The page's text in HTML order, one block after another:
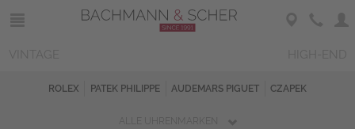
ROLEX PATEK PHILIPPE AUDEMARS PIGUET CZAPEK